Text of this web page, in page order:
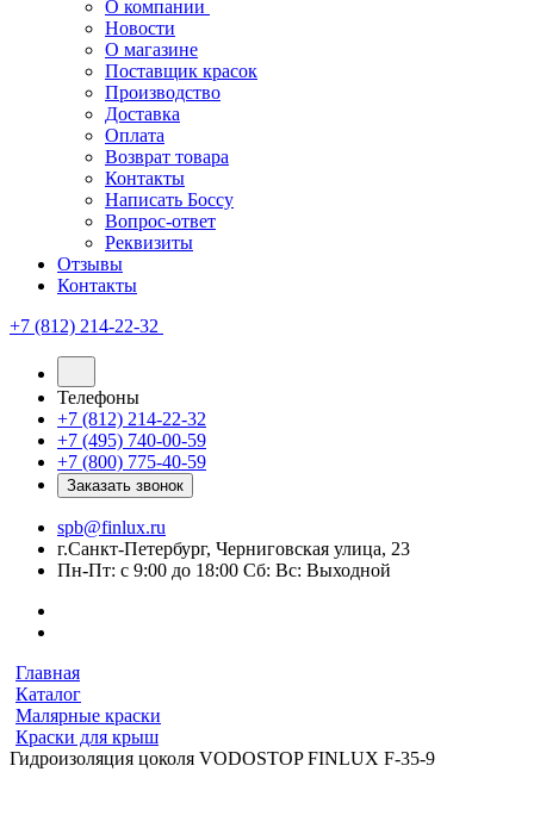
О компании
Новости
О магазине
Поставщик красок
Производство
Доставка
Оплата
Возврат товара
Контакты
Написать Боссу
Вопрос-ответ
Реквизиты
Отзывы
Контакты
+7 (812) 214-22-32
Телефоны
+7 (812) 214-22-32
+7 (495) 740-00-59
+7 (800) 775-40-59
Заказать звонок
spb@finlux.ru
г.Санкт-Петербург, Черниговская улица, 23
Пн-Пт: с 9:00 до 18:00 Сб: Вс: Выходной
Главная
Каталог
Малярные краски
Краски для крыш
Гидроизоляция цоколя VODOSTOP FINLUX F-35-9